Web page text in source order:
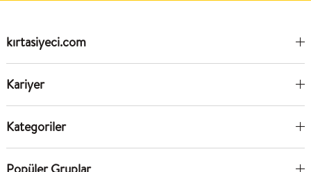
kırtasiyeci.com
Kariyer
Kategoriler